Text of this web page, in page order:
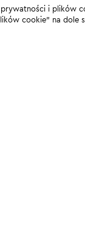
i plików
cookie” na dole